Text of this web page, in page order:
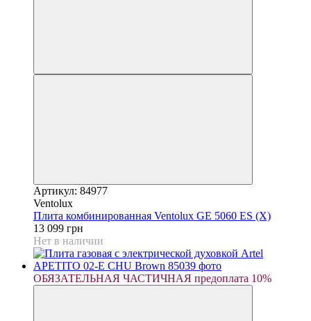
Артикул: 84977
Ventolux
Плита комбинированная Ventolux GE 5060 ES (X)
13 099 грн
Нет в наличии
ОБЯЗАТЕЛЬНАЯ ЧАСТИЧНАЯ предоплата 10%